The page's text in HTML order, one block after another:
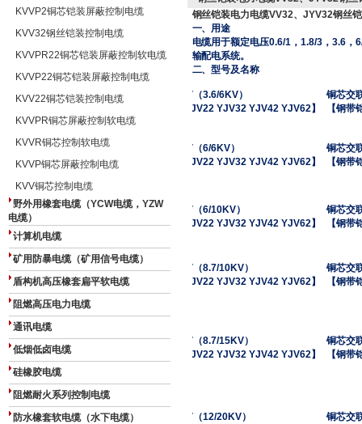
KVVP2铜芯铠装屏蔽控制电缆
KVV32钢丝铠装控制电缆
KVVPR22铜芯铠装屏蔽控制软电缆
KVVP22铜芯铠装屏蔽控制电缆
KVV22铜芯铠装控制电缆
KVVPR铜芯屏蔽控制软电缆
KVVR铜芯控制软电缆
KVVP铜芯屏蔽控制电缆
KVV铜芯控制电缆
野外用橡套电缆（YCW电缆，YZW
电缆）
计算机电缆
矿用防暴电缆（矿用信号电缆）
盾构机高压橡套扁平软电缆
阻燃高压电力电缆
通讯电缆
低烟低卤电缆
硅橡胶电缆
阻燃耐火系列控制电缆
防水橡套软电缆（水下电缆）
钢丝铠装电力电缆VV32、JYV32钢丝
一、用途
电缆用于额定电压0.6/1，1.8/3，3.6
输配电系统。
二、型号及名称
YJV（3.6/6KV）
【YJV22 YJV32 YJV42 YJV62】
铜芯交
【钢带
YJV（6/6KV）
【YJV22 YJV32 YJV42 YJV62】
铜芯交
【钢带
YJV（6/10KV）
【YJV22 YJV32 YJV42 YJV62】
铜芯交
【钢带
YJV（8.7/10KV）
【YJV22 YJV32 YJV42 YJV62】
铜芯交
【钢带
YJV（8.7/15KV）
【YJV22 YJV32 YJV42 YJV62】
铜芯交
【钢带
YJV（12/20KV）
铜芯交